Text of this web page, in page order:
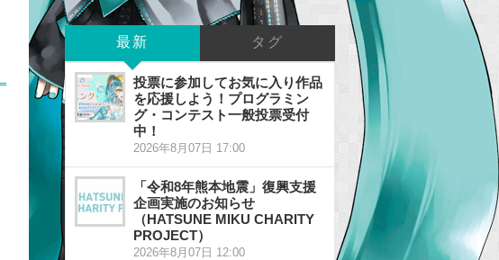
最新 タグ
投票に参加してお気に入り作品
を応援しよう！プログラミン
グ・コンテスト一般投票受付
中！
2026年8月07日 17:00
「令和8年熊本地震」復興支援
企画実施のお知らせ
（HATSUNE MIKU CHARITY
PROJECT）
2026年8月07日 12:00